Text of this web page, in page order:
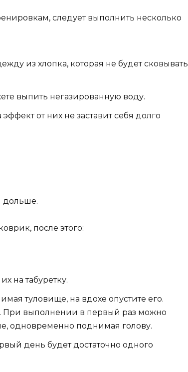
следует выполнить несколько
из хлопка, которая не будет сковывать
выпить негазированную воду.
от них не заставит себя долго
дольше.
после этого:
на табуретку.
туловище, на вдохе опустите его.
выполнении в первый раз можно
одновременно поднимая голову.
день будет достаточно одного